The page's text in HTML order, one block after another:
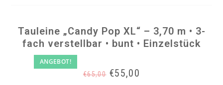
ANGEBOT!
Tauleine „Candy Pop XL“ – 3,70 m • 3-
fach verstellbar • bunt • Einzelstück
€65,00 Ursprünglicher
Preis
€55,00